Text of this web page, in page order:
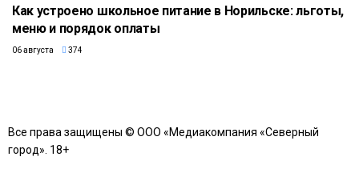
Как устроено школьное питание в Норильске: льготы,
меню и порядок оплаты
06 августа 374
Все права защищены © ООО «Медиакомпания «Северный
город». 18+